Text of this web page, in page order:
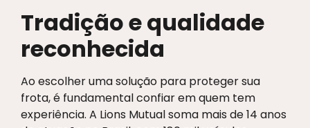
Tradição e qualidade
reconhecida
Ao escolher uma solução para proteger sua
frota, é fundamental confiar em quem tem
experiência. A Lions Mutual soma mais de 14 anos